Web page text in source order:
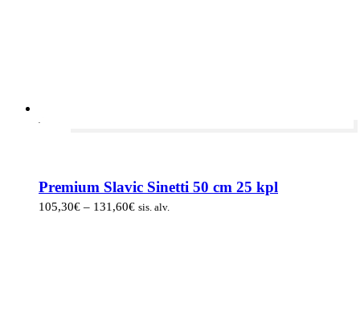
-20%
Premium Slavic Sinetti 50 cm 25 kpl
105,30€ – 131,60€Hintaluokka:
sis. alv.